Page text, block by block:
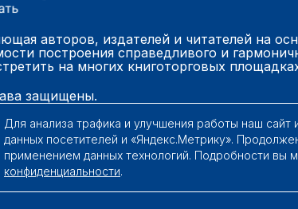
авторов, издателей и читателей на
построения справедливого и
на многих книготорговых
защищены.
Для анализа трафика и улучшения работы наш
данных посетителей и «Яндекс.Метрику».
применением данных технологий. Подробности вы
конфиденциальности.